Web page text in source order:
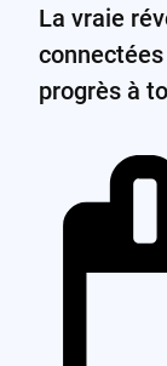
La vraie
progrès à